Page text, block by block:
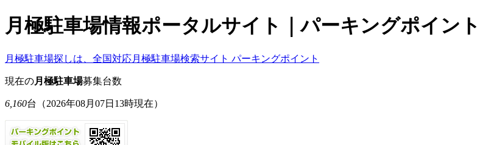
月極駐車場情報ポータルサイト｜パーキングポイント
月極駐車場探しは、全国対応月極駐車場検索サイト パーキングポイント
現在の月極駐車場募集台数
6,160台 （2026年08月07日13時現在）